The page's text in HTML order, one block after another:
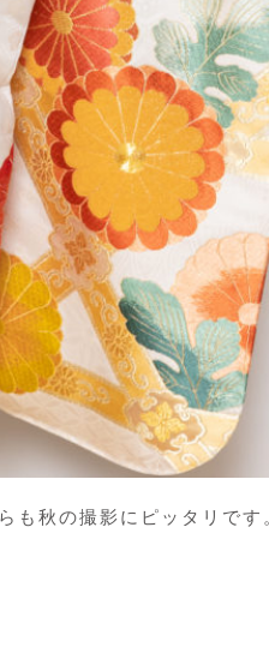
も秋の撮影にピッタリで